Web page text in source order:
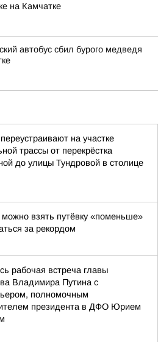
на Камчатке
автобус сбил бурого медведя
на участке
трассы от перекрёстка
до улицы Тундровой в столице
взять путёвку «поменьше»
за рекордом
рабочая встреча главы
Владимира Путина с
полномочным
президента в ДФО Юрием